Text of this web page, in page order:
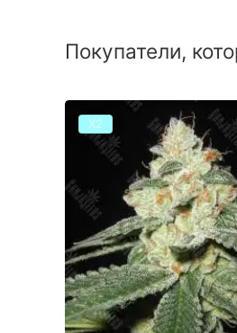
Покупатели,
Х2